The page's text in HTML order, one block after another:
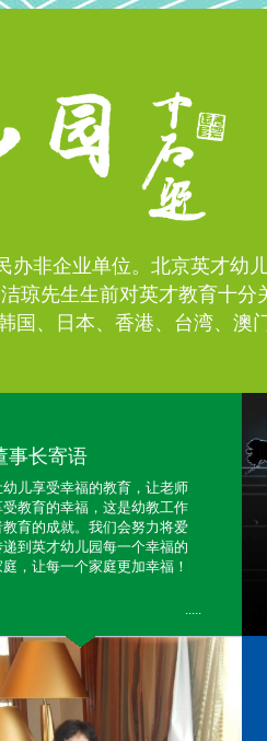
办非企业单位。北京英才幼
琼先生生前对英才教育十分
国、日本、香港、台湾、澳
事长寄语
幼儿享受幸福的教育，让老师
受教育的幸福，这是幼教工作
教育的成就。我们会努力将爱
递到英才幼儿园每一个幸福的
庭，让每一个家庭更加幸福！
.....